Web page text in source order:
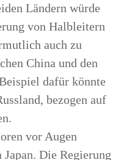
Ländern würde
von Halbleitern
auch zu
China und den
dafür könnte
bezogen auf
vor Augen
Die Regierung